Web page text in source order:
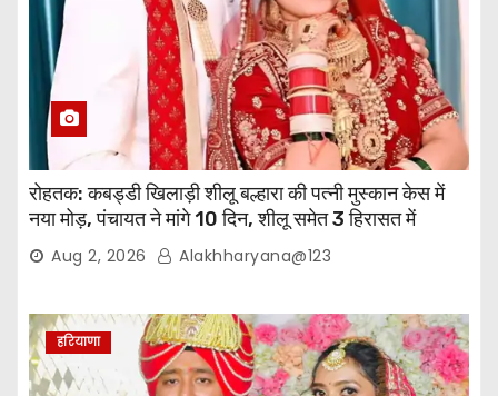
रोहतक: कबड्डी खिलाड़ी शीलू बल्हारा की पत्नी मुस्कान केस में
नया मोड़, पंचायत ने मांगे 10 दिन, शीलू समेत 3 हिरासत में
Aug 2, 2026 Alakhharyana@123
हरियाणा